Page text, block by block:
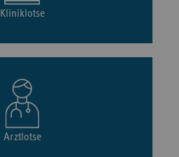
Kliniklotse
Arztlotse